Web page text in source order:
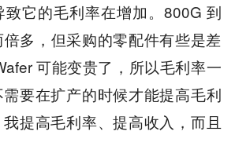
它的毛利率在增加。800G 到
多，但采购的零配件有些是差
可能变贵了，所以毛利率一
要在扩产的时候才能提高毛利
提高毛利率、提高收入，而且